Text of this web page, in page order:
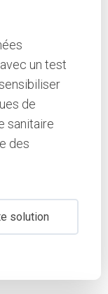
un test
de
sanitaire
des
solution